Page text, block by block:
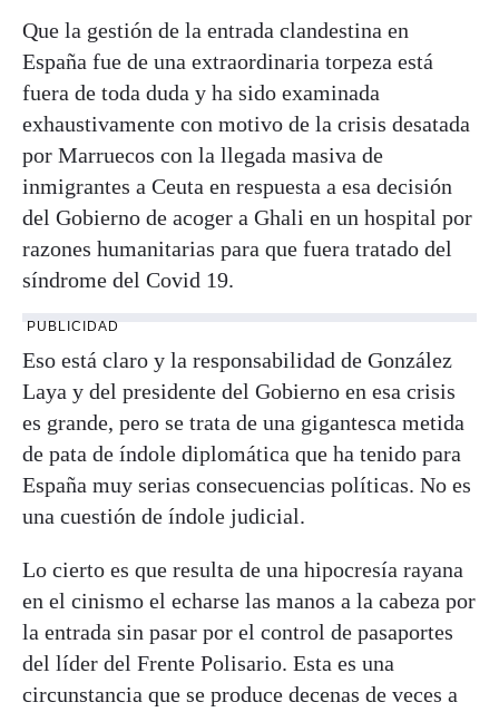
Que la gestión de la entrada clandestina en
España fue de una extraordinaria torpeza está
fuera de toda duda y ha sido examinada
exhaustivamente con motivo de la crisis desatada
por Marruecos con la llegada masiva de
inmigrantes a Ceuta en respuesta a esa decisión
del Gobierno de acoger a Ghali en un hospital por
razones humanitarias para que fuera tratado del
síndrome del Covid 19.
PUBLICIDAD
Eso está claro y la responsabilidad de González
Laya y del presidente del Gobierno en esa crisis
es grande, pero se trata de una gigantesca metida
de pata de índole diplomática que ha tenido para
España muy serias consecuencias políticas. No es
una cuestión de índole judicial.
Lo cierto es que resulta de una hipocresía rayana
en el cinismo el echarse las manos a la cabeza por
la entrada sin pasar por el control de pasaportes
del líder del Frente Polisario. Esta es una
circunstancia que se produce decenas de veces a